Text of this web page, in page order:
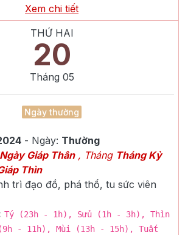
Xem chi tiết
THỨ HAI
20
Tháng 05
Ngày thường
- Ngày: Thường
Ngày Giáp Thân, Tháng Tháng Kỷ
Thìn
trì đạo đồ, phá thổ, tu sức viên
Tý (23h - 1h), Sửu (1h - 3h), Thìn
- 11h), Mùi (13h - 15h), Tuất